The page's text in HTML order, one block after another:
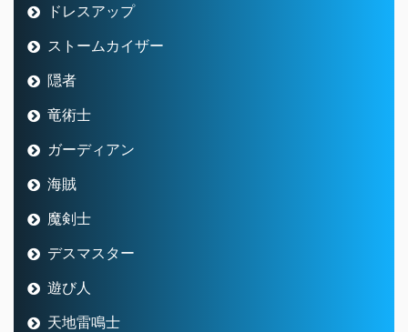
ドレスアップ
ストームカイザー
隠者
竜術士
ガーディアン
海賊
魔剣士
デスマスター
遊び人
天地雷鳴士